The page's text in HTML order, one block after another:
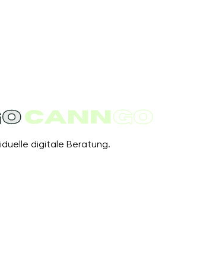
digitale Beratung.